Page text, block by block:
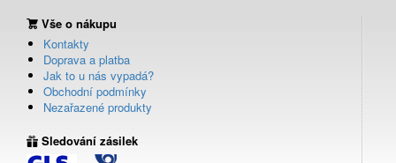
Vše o nákupu
Kontakty
Doprava a platba
Jak to u nás vypadá?
Obchodní podmínky
Nezařazené produkty
Sledování zásilek